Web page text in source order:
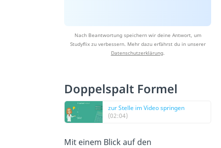
Nach Beantwortung speichern wir deine Antwort, um
Studyflix zu verbessern. Mehr dazu erfährst du in unserer
Datenschutzerklärung.
Doppelspalt Formel
zur Stelle im Video springen
(02:04)
Mit einem Blick auf den